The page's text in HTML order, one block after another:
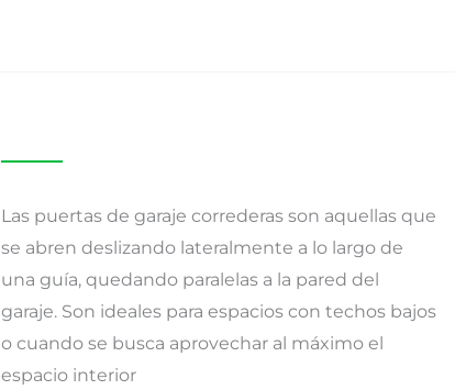
Las puertas de garaje correderas son aquellas que
se abren deslizando lateralmente a lo largo de
una guía, quedando paralelas a la pared del
garaje. Son ideales para espacios con techos bajos
o cuando se busca aprovechar al máximo el
espacio interior